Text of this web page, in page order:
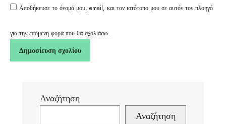
Αποθήκευσε το όνομά μου, email, και τον ιστότοπο μου σε αυτόν τον πλοηγό
για την επόμενη φορά που θα σχολιάσω.
Αναζήτηση
Αναζήτηση